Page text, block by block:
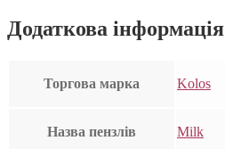
Додаткова інформація
Торгова марка Kolos
Назва пензлів Milk